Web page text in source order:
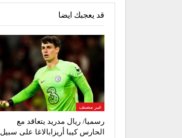
قد يعجبك ايضا
غير مصنف
رسميا/ ريال مدريد يتعاقد مع
الحارس كيبا أريزابالاغا على سبيل